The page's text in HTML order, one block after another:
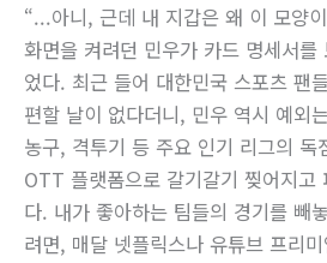
“...아니, 근데 내 지갑은 왜 이 모양
화면을 켜려던 민우가 카드 명세서를
었다. 최근 들어 대한민국 스포츠 팬
편할 날이 없다더니, 민우 역시 예외
농구, 격투기 등 주요 인기 리그의 독
OTT 플랫폼으로 갈기갈기 찢어지고
다. 내가 좋아하는 팀들의 경기를 빼
려면, 매달 넷플릭스나 유튜브 프리